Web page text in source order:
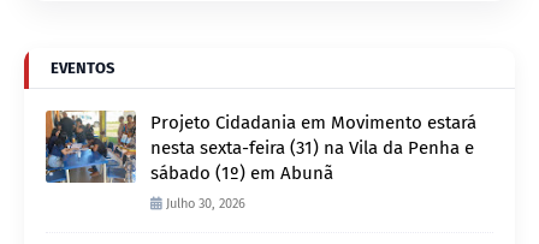
EVENTOS
Projeto Cidadania em Movimento estará
nesta sexta-feira (31) na Vila da Penha e
sábado (1º) em Abunã
Julho 30, 2026